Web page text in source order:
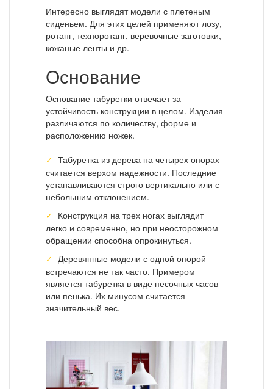
Интересно выглядят модели с плетеным
сиденьем. Для этих целей применяют лозу,
ротанг, техноротанг, веревочные заготовки,
кожаные ленты и др.
Основание
Основание табуретки отвечает за
устойчивость конструкции в целом. Изделия
различаются по количеству, форме и
расположению ножек.
Табуретка из дерева на четырех опорах
считается верхом надежности. Последние
устанавливаются строго вертикально или с
небольшим отклонением.
Конструкция на трех ногах выглядит
легко и современно, но при неосторожном
обращении способна опрокинуться.
Деревянные модели с одной опорой
встречаются не так часто. Примером
является табуретка в виде песочных часов
или пенька. Их минусом считается
значительный вес.